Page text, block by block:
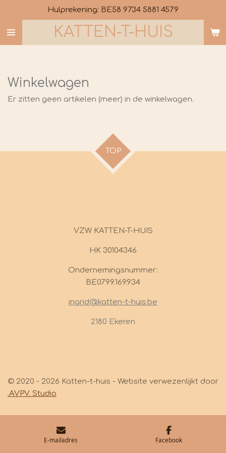
direct
naar
de
KATTEN-T-HUIS
Hulprekening: BE58 9734 5881 4579
Winkelwagen
Er zitten geen artikelen (meer) in de winkelwagen.
TOP
VZW KATTEN-T-HUIS
HK 30104346
Ondernemingsnummer:
BE0799.169.934
ingrid@katten-t-huis.be
2180 Ekeren
© 2020 - 2026 Katten-t-huis - Website verwezenlijkt door
.AVPV. Studio
E-mailadres Facebook